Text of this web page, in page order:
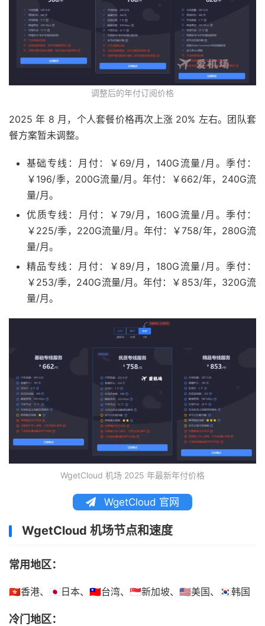
调整后的年付订阅价格
2025 年 8 月，个人套餐价格再次上涨 20% 左右。团队套
餐方案暂未调整。
基础专线：月付：￥69/月，140G流量/月。季付：
￥196/季，200G流量/月。年付：￥662/年，240G流
量/月。
优质专线：月付：￥79/月，160G流量/月。季付：
￥225/季，220G流量/月。年付：￥758/年，280G流
量/月。
精品专线：月付：￥89/月，180G流量/月。季付：
￥253/季，240G流量/月。年付：￥853/年，320G流
量/月。
WgetCloud 机场 2025 年最新年付价格
WgetCloud 官网
WgetCloud 机场节点和速度
常用地区：
🇭🇰香港、🇯🇵日本、🇹🇼台湾、🇸🇬新加坡、🇺🇸美国、🇰🇷韩国
冷门地区：